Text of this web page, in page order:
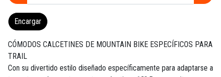
Encargar
CÓMODOS CALCETINES DE MOUNTAIN BIKE ESPECÍFICOS PARA
TRAIL
Con su divertido estilo diseñado específicamente para adaptarse a